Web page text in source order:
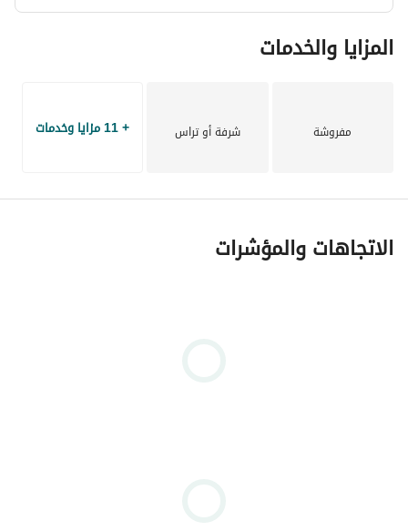
المزايا والخدمات
مفروشة شرفة أو تراس + 11 مزايا وخدمات
الاتجاهات والمؤشرات